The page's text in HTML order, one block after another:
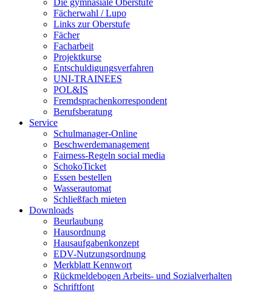
Die gymnasiale Oberstufe
Fächerwahl / Lupo
Links zur Oberstufe
Fächer
Facharbeit
Projektkurse
Entschuldigungsverfahren
UNI-TRAINEES
POL&IS
Fremdsprachenkorrespondent
Berufsberatung
Service
Schulmanager-Online
Beschwerdemanagement
Fairness-Regeln social media
SchokoTicket
Essen bestellen
Wasserautomat
Schließfach mieten
Downloads
Beurlaubung
Hausordnung
Hausaufgabenkonzept
EDV-Nutzungsordnung
Merkblatt Kennwort
Rückmeldebogen Arbeits- und Sozialverhalten
Schriftfont